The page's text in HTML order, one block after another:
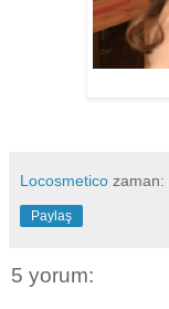
Locosmetico zaman:
Paylaş
5 yorum: